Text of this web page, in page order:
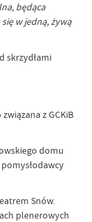
będąca
w jedną, żywą
skrzydłami
z GCKiB
domu
Snów.
plenerowych